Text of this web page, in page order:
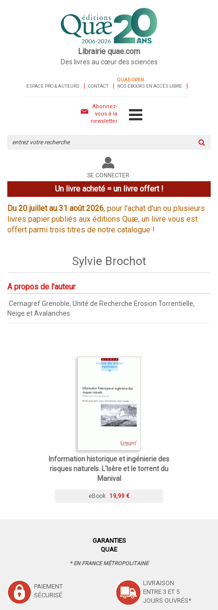
Librairie quae.com
Des livres au cœur des sciences
ESPACE PRO & AUTEURS CONTACT
QUAE-OPEN
NOS EBOOKS EN ACCÈS LIBRE
Abonnez-
vous à la
newsletter
le
site
SE CONNECTER
Un livre acheté = un livre offert !
Du 20 juillet au 31 août 2026, pour l'achat d'un ou plusieurs
livres papier publiés aux éditions Quæ, un livre vous est
offert parmi trois titres de notre catalogue !
Sylvie Brochot
A propos de l'auteur
Cemagref Grenoble, Unité de Recherche Erosion Torrentielle,
Neige et Avalanches
Information historique et ingénierie des
risques naturels. L'Isère et le torrent du
Manival
eBook 19,99 €
GARANTIES
QUAE
* EN FRANCE MÉTROPOLITAINE
PAIEMENT
SÉCURISÉ
LIVRAISON
ENTRE 3 ET 5
JOURS OUVRÉS*